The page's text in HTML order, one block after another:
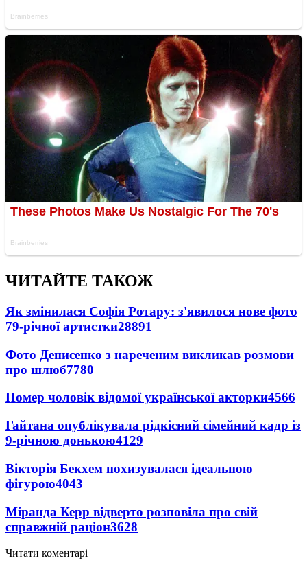
ЧИТАЙТЕ ТАКОЖ
Як змінилася Софія Ротару: з'явилося нове фото
79-річної артистки28891
Фото Денисенко з нареченим викликав розмови
про шлюб7780
Помер чоловік відомої української акторки4566
Гайтана опублікувала рідкісний сімейний кадр із
9-річною донькою4129
Вікторія Бекхем похизувалася ідеальною
фігурою4043
Міранда Керр відверто розповіла про свій
справжній раціон3628
Читати коментарі